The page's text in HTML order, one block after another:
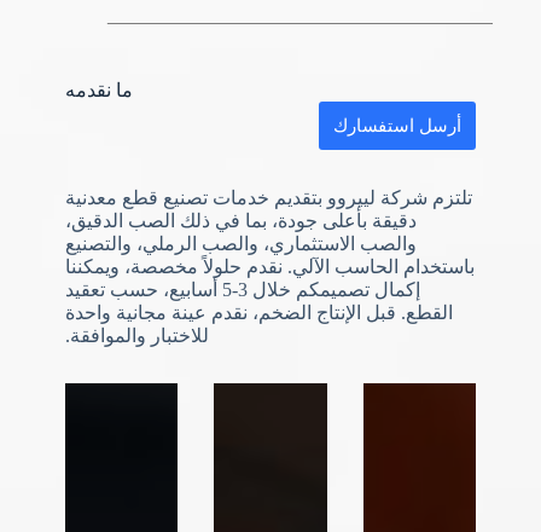
ما نقدمه
أرسل استفسارك
N
o
تلتزم شركة لييروو بتقديم خدمات تصنيع قطع معدنية
دقيقة بأعلى جودة، بما في ذلك الصب الدقيق،
والصب الاستثماري، والصب الرملي، والتصنيع
باستخدام الحاسب الآلي. نقدم حلولاً مخصصة، ويمكننا
إكمال تصميمكم خلال 3-5 أسابيع، حسب تعقيد
القطع. قبل الإنتاج الضخم، نقدم عينة مجانية واحدة
للاختبار والموافقة.